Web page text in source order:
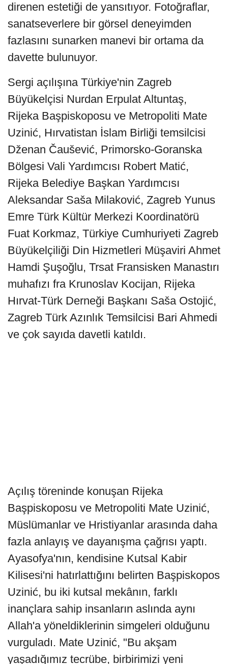
direnen estetiği de yansıtıyor. Fotoğraflar,
sanatseverlere bir görsel deneyimden
fazlasını sunarken manevi bir ortama da
davette bulunuyor.
Sergi açılışına Türkiye'nin Zagreb
Büyükelçisi Nurdan Erpulat Altuntaş,
Rijeka Başpiskoposu ve Metropoliti Mate
Uzinić, Hırvatistan İslam Birliği temsilcisi
Dženan Čaušević, Primorsko-Goranska
Bölgesi Vali Yardımcısı Robert Matić,
Rijeka Belediye Başkan Yardımcısı
Aleksandar Saša Milaković, Zagreb Yunus
Emre Türk Kültür Merkezi Koordinatörü
Fuat Korkmaz, Türkiye Cumhuriyeti Zagreb
Büyükelçiliği Din Hizmetleri Müşaviri Ahmet
Hamdi Şuşoğlu, Trsat Fransisken Manastırı
muhafızı fra Krunoslav Kocijan, Rijeka
Hırvat-Türk Derneği Başkanı Saša Ostojić,
Zagreb Türk Azınlık Temsilcisi Bari Ahmedi
ve çok sayıda davetli katıldı.
Açılış töreninde konuşan Rijeka
Başpiskoposu ve Metropoliti Mate Uzinić,
Müslümanlar ve Hristiyanlar arasında daha
fazla anlayış ve dayanışma çağrısı yaptı.
Ayasofya'nın, kendisine Kutsal Kabir
Kilisesi'ni hatırlattığını belirten Başpiskopos
Uzinić, bu iki kutsal mekânın, farklı
inançlara sahip insanların aslında aynı
Allah'a yöneldiklerinin simgeleri olduğunu
vurguladı. Mate Uzinić, "Bu akşam
yaşadığımız tecrübe, birbirimizi yeni